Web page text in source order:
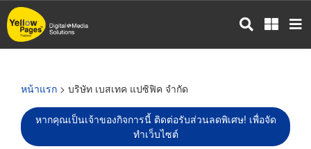
ข้าม
ไป
หน้าแรก > บริษัท เบสเทค แปซิฟิค จำกัด
หากคุณเป็นเจ้าของกิจการนี้ ติดต่อรับส่วนลดพิเศษ! เพื่อจัด
ทำเว็บไซต์